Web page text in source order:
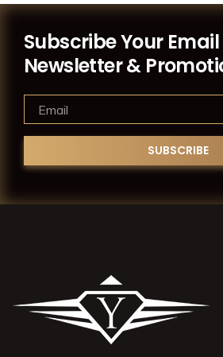
Subscribe Your
Newsletter &